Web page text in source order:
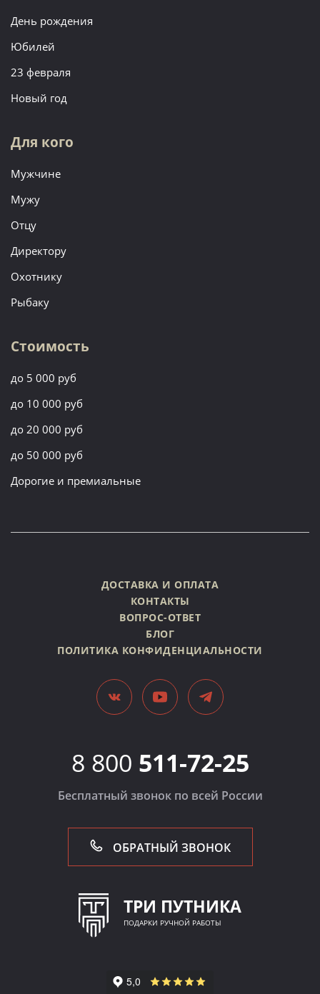
День рождения
Юбилей
23 февраля
Новый год
Для кого
Мужчине
Мужу
Отцу
Директору
Охотнику
Рыбаку
Стоимость
до 5 000 руб
до 10 000 руб
до 20 000 руб
до 50 000 руб
Дорогие и премиальные
ДОСТАВКА И ОПЛАТА
КОНТАКТЫ
ВОПРОС-ОТВЕТ
БЛОГ
ПОЛИТИКА КОНФИДЕНЦИАЛЬНОСТИ
8 800 511-72-25
Бесплатный звонок по всей России
ОБРАТНЫЙ ЗВОНОК
ТРИ ПУТНИКА
ПОДАРКИ РУЧНОЙ РАБОТЫ